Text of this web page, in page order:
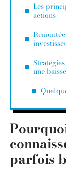
Les
actions
une
parfois